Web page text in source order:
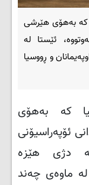
کە بەهۆی هێرشی
ئێستا لە
و ڕووسیا
کە بەهۆی
ئۆپەراسیۆنی
لە دژی هێزە
لە ماوەی چەند